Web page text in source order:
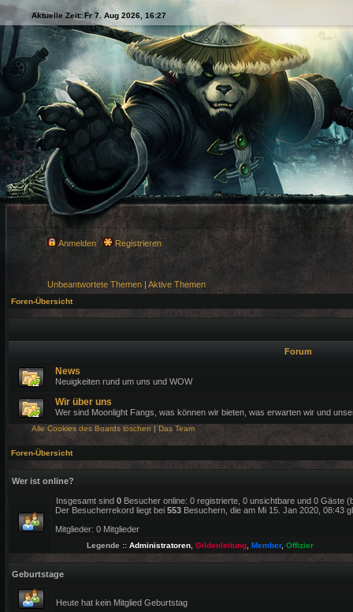
Aktuelle Zeit: Fr 7. Aug 2026, 16:27
Anmelden Registrieren
Unbeantwortete Themen | Aktive Themen
Foren-Übersicht
Forum
News
Neuigkeiten rund um uns und WOW
Wir über uns
Wer sind Moonlight Fangs, was können wir bieten, was erwarten wir und
Alle Cookies des Boards löschen | Das Team
Foren-Übersicht
Wer ist online?
Insgesamt sind 0 Besucher online: 0 registrierte, 0 unsichtbare und 0 Gäste
Der Besucherrekord liegt bei 553 Besuchern, die am Mi 15. Jan 2020, 08:43
Mitglieder: 0 Mitglieder
Legende :: Administratoren Gildenleitung Member, Offizier
Geburtstage
Heute hat kein Mitglied Geburtstag